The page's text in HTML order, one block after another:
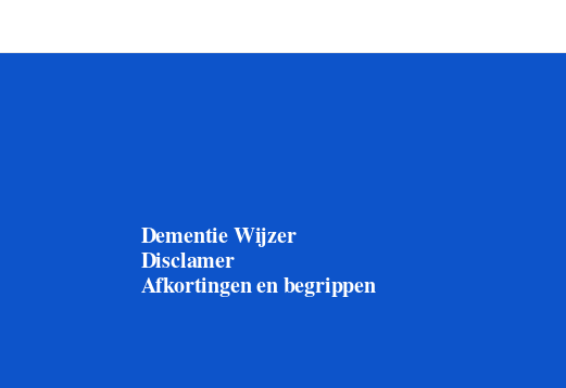
Dementie Wijzer
Disclamer
Afkortingen en begrippen